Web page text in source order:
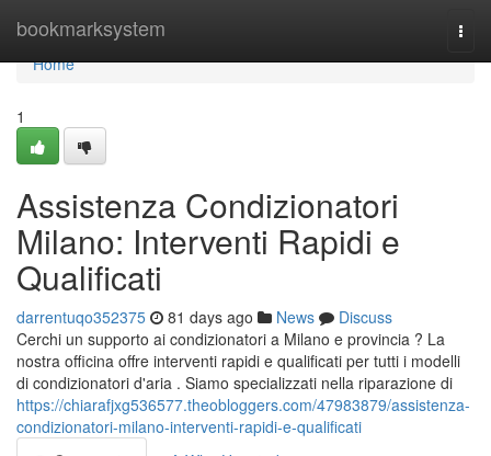
bookmarksystem
Home
Home
1
Assistenza Condizionatori
Milano: Interventi Rapidi e
Qualificati
darrentuqo352375 81 days ago News
Discuss
Cerchi un supporto ai condizionatori a Milano e provincia ? La
nostra officina offre interventi rapidi e qualificati per tutti i modelli
di condizionatori d'aria . Siamo specializzati nella riparazione di
https://chiarafjxg536577.theobloggers.com/47983879/assistenza-
condizionatori-milano-interventi-rapidi-e-qualificati